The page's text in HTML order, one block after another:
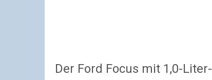
Der Ford Focus mit 1,0-Liter-